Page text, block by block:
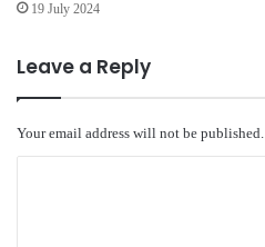
19 July 2024
Leave a Reply
Your email address will not be published.